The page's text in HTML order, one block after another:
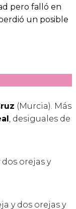
pero falló en
un posible
(Murcia). Más
, desiguales de
orejas y
y dos orejas y